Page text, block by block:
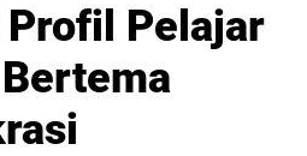
Profil Pelajar